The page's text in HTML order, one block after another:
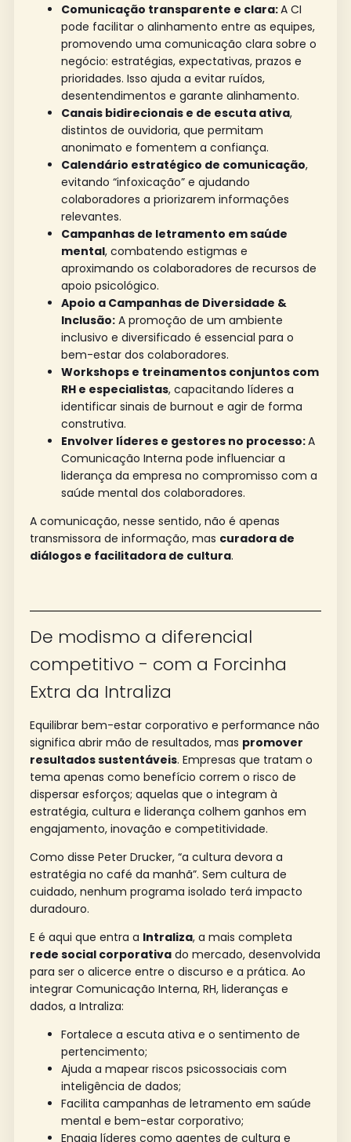
Comunicação transparente e clara:A CI
pode facilitar o alinhamento entre as equipes,
promovendo uma comunicação clara sobre o
negócio: estratégias, expectativas, prazos e
prioridades. Isso ajuda a evitar ruídos,
desentendimentos e garante alinhamento.
Canais bidirecionais e de escuta ativa,
distintos de ouvidoria, que permitam
anonimato e fomentem a confiança.
Calendário estratégico de comunicação,
evitando “infoxicação” e ajudando
colaboradores a priorizarem informações
relevantes.
Campanhas de letramento em saúde
mental, combatendo estigmas e
aproximando os colaboradores de recursos de
apoio psicológico.
Apoio a Campanhas de Diversidade &
Inclusão: A promoção de um ambiente
inclusivo e diversificado é essencial para o
bem-estar dos colaboradores.
Workshops e treinamentos conjuntos com
RH e especialistas, capacitando líderes a
identificar sinais de burnout e agir de forma
construtiva.
Envolver líderes e gestores no processo:A
Comunicação Interna pode influenciar a
liderança da empresa no compromisso com a
saúde mental dos colaboradores.
A comunicação, nesse sentido, não é apenas
transmissora de informação, mas curadora de
diálogos e facilitadora de cultura.
De modismo a diferencial
competitivo - com a Forcinha
Extra da Intraliza
Equilibrar bem-estar corporativo e performance não
significa abrir mão de resultados, mas promover
resultados sustentáveis. Empresas que tratam o
tema apenas como benefício correm o risco de
dispersar esforços; aquelas que o integram à
estratégia, cultura e liderança colhem ganhos em
engajamento, inovação e competitividade.
Como disse Peter Drucker, “a cultura devora a
estratégia no café da manhã”. Sem cultura de
cuidado, nenhum programa isolado terá impacto
duradouro.
E é aqui que entra a Intraliza, a mais completa
rede social corporativa do mercado, desenvolvida
para ser o alicerce entre o discurso e a prática. Ao
integrar Comunicação Interna, RH, lideranças e
dados, a Intraliza:
Fortalece a escuta ativa e o sentimento de
pertencimento;
Ajuda a mapear riscos psicossociais com
inteligência de dados;
Facilita campanhas de letramento em saúde
mental e bem-estar corporativo;
Engaja líderes como agentes de cultura e